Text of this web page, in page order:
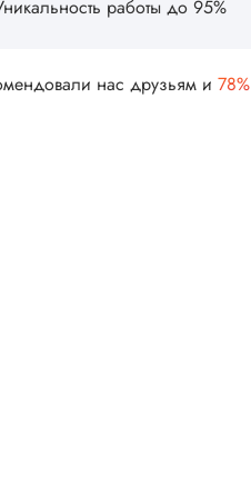
работы до 95%
нас друзьям и 78%